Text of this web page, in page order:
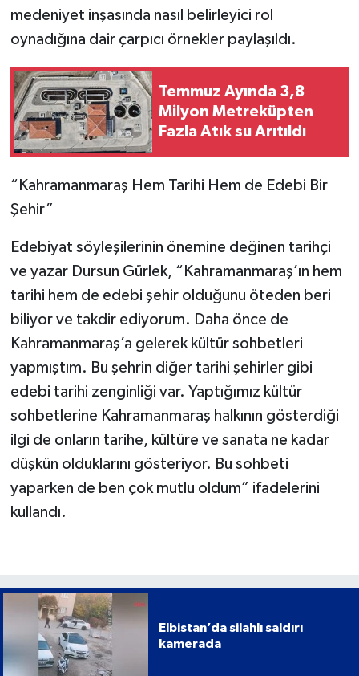
medeniyet inşasında nasıl belirleyici rol
oynadığına dair çarpıcı örnekler paylaşıldı.
Temmuz Ayında 3,8
Milyon Metreküpten
Fazla Atık su Arıtıldı
“Kahramanmaraş Hem Tarihi Hem de Edebi Bir
Şehir”
Edebiyat söyleşilerinin önemine değinen tarihçi
ve yazar Dursun Gürlek, “Kahramanmaraş’ın hem
tarihi hem de edebi şehir olduğunu öteden beri
biliyor ve takdir ediyorum. Daha önce de
Kahramanmaraş’a gelerek kültür sohbetleri
yapmıştım. Bu şehrin diğer tarihi şehirler gibi
edebi tarihi zenginliği var. Yaptığımız kültür
sohbetlerine Kahramanmaraş halkının gösterdiği
ilgi de onların tarihe, kültüre ve sanata ne kadar
düşkün olduklarını gösteriyor. Bu sohbeti
yaparken de ben çok mutlu oldum” ifadelerini
kullandı.
Elbistan’da silahlı saldırı
kamerada